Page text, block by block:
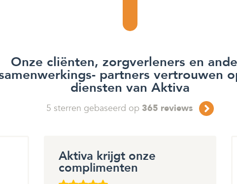
Onze cliënten, zorgverleners en
partners vertrouwen
diensten van Aktiva
5 sterren gebaseerd op 365 reviews
Aktiva krijgt onze
complimenten